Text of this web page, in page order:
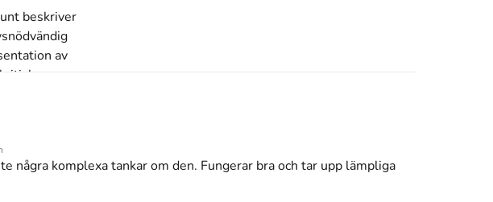
beskriver
av
och
några komplexa tankar om den. Fungerar bra och tar upp lämpliga